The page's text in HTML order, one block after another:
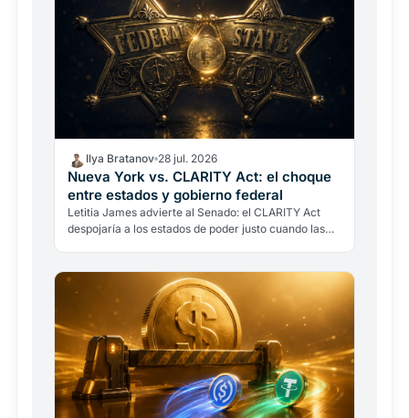
Ilya Bratanov 28 jul. 2026
Nueva York vs. CLARITY Act: el choque
entre estados y gobierno federal
Letitia James advierte al Senado: el CLARITY Act
despojaría a los estados de poder justo cuando las